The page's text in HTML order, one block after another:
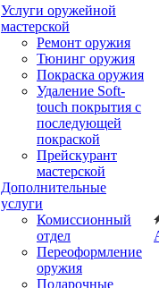
Услуги оружейной
мастерской
Ремонт оружия
Тюнинг оружия
Покраска оружия
Удаление Soft-
touch покрытия с
последующей
покраской
Прейскурант
мастерской
Дополнительные
услуги
Комиссионный
отдел
Переоформление
оружия
Подарочные